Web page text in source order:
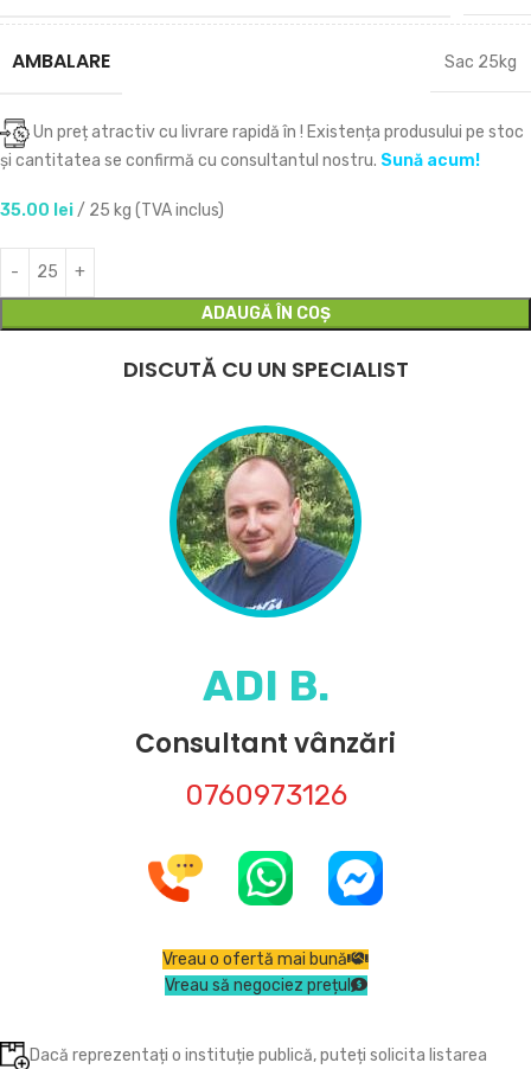
AMBALARE Sac 25kg
Un preț atractiv cu livrare rapidă în ! Existența produsului pe stoc
și cantitatea se confirmă cu consultantul nostru. Sună acum!
35.00 lei/ 25 kg (TVA inclus)
ADAUGĂ ÎN COȘ
DISCUTĂ CU UN SPECIALIST
ADI B.
Consultant vânzări
0760973126
Vreau o ofertă mai bună
Vreau să negociez prețul
Dacă reprezentați o instituție publică, puteți solicita listarea